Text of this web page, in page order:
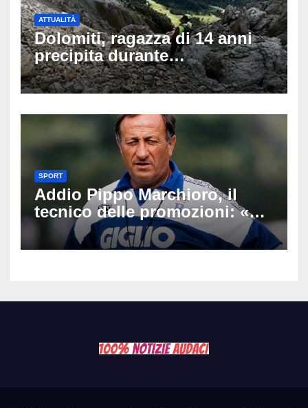
ATTUALITÀ
Dolomiti, ragazza di 14 anni
precipita durante
un’escursione: tragedia sul
Latemar davanti alla famiglia
SPORT
Addio Pippo Marchioro, il
tecnico delle promozioni: «Ha
scritto pagine indimenticabili
del nostro calcio»